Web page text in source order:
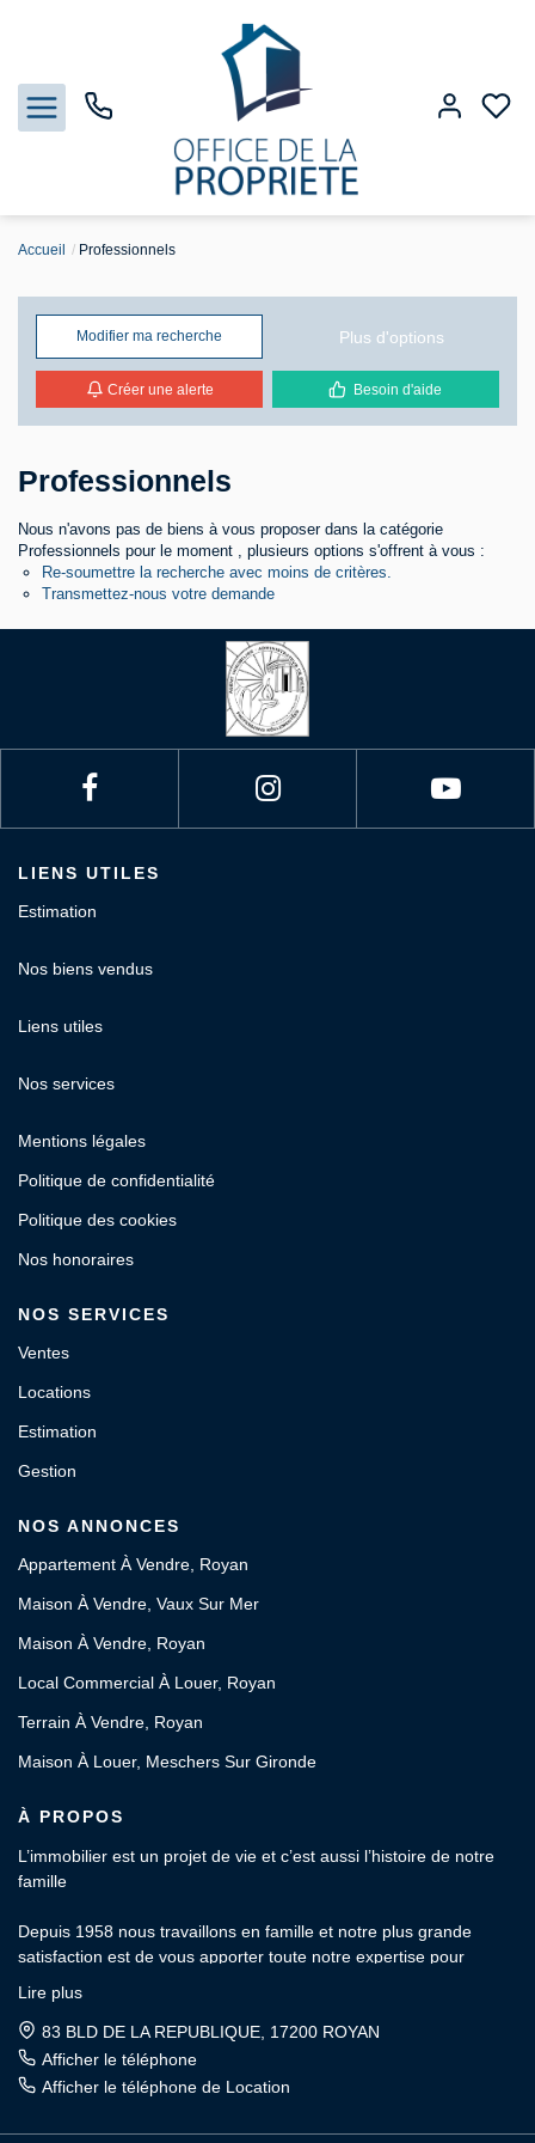
Biens vendus
Estimation
Gestion
Notre Agence
Contact
Accueil Professionnels
Modifier ma recherche Plus d'options
Créer une alerte Besoin d'aide
Professionnels
Nous n'avons pas de biens à vous proposer dans la catégorie
Professionnels pour le moment , plusieurs options s'offrent à vous :
Re-soumettre la recherche avec moins de critères.
Transmettez-nous votre demande
LIENS UTILES
Estimation
Nos biens vendus
Liens utiles
Nos services
Mentions légales
Politique de confidentialité
Politique des cookies
Nos honoraires
NOS SERVICES
Ventes
Locations
Estimation
Gestion
NOS ANNONCES
Appartement À Vendre, Royan
Maison À Vendre, Vaux Sur Mer
Maison À Vendre, Royan
Local Commercial À Louer, Royan
Terrain À Vendre, Royan
Maison À Louer, Meschers Sur Gironde
À PROPOS
L’immobilier est un projet de vie et c’est aussi l’histoire de notre
famille
Depuis 1958 nous travaillons en famille et notre plus grande
satisfaction est de vous apporter toute notre expertise pour
votre patrimoine.
OFFICE de la PROPRIÉTÉ : Votre agence indépendante et
familiale depuis 3 générations.
Rencontrons-nous
Lire plus
83 BLD DE LA REPUBLIQUE, 17200 ROYAN
Afficher le téléphone
Afficher le téléphone de Location